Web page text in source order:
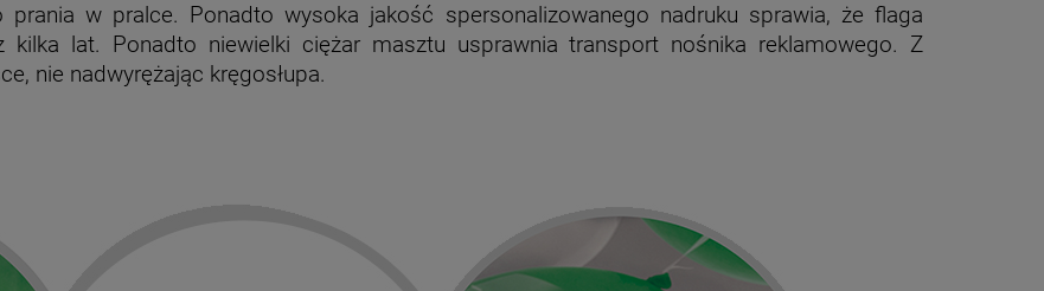
w pralce. Ponadto wysoka jakość spersonalizowanego nadruku sprawia, że flaga
kilka lat. Ponadto niewielki ciężar masztu usprawnia transport nośnika reklamowego. Z
nie nadwyrężając kręgosłupa.